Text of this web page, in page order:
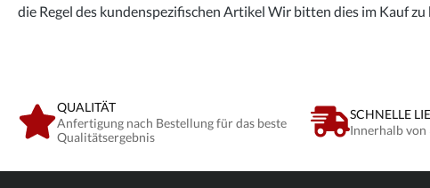
die Regel des kundenspezifischen Artikel Wir bitten dies im Kauf zu
QUALITÄT
Anfertigung nach Bestellung für das beste
Qualitätsergebnis
SCHNELLE
Innerhalb von